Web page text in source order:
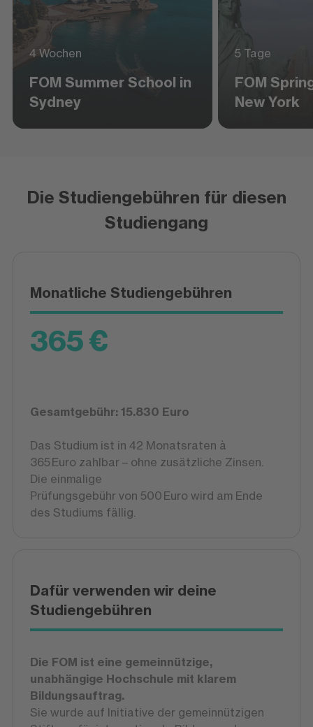
4 Wochen
FOM Summer School in
Sydney
5 Tage
FOM
New York
Die Studiengebühren für diesen
Studiengang
Monatliche Studiengebühren
365 €
Gesamtgebühr: 15.830 Euro
Das Studium ist in 42 Monatsraten à
365 Euro zahlbar – ohne zusätzliche Zinsen.
Die einmalige
Prüfungsgebühr von 500 Euro wird am Ende
des Studiums fällig.
Dafür verwenden wir deine
Studiengebühren
Die FOM ist eine gemeinnützige,
unabhängige Hochschule mit klarem
Bildungsauftrag.
Sie wurde auf Initiative der gemeinnützigen